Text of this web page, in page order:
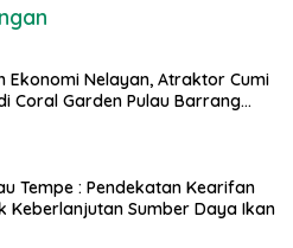
Ekonomi Nelayan, Atraktor Cumi
Coral Garden Pulau Barrang
Tempe : Pendekatan Kearifan
Keberlanjutan Sumber Daya Ikan